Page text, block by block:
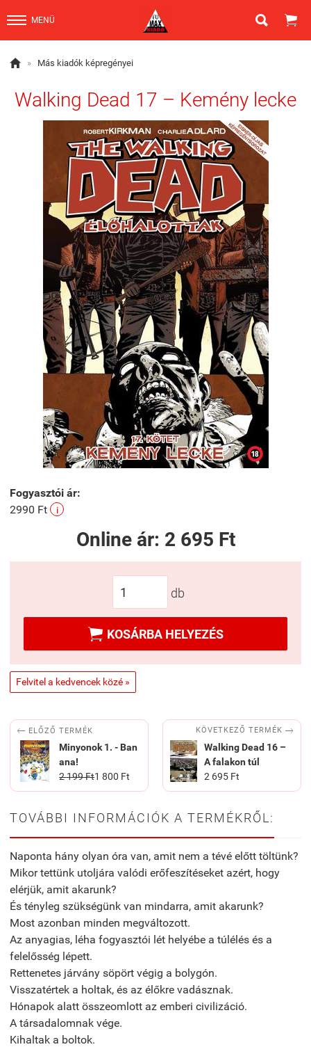
MENÜ  
 » Más kiadók képregényei
​Walking Dead 17 – Kemény lecke
Fogyasztói ár:
2990 Ft
i
Online ár: 2 695 Ft
db
 KOSÁRBA HELYEZÉS
Felvitel a kedvencek közé »
 ELŐZŐ TERMÉK
Minyonok 1. - Ban
ana!
2 199 Ft1 800 Ft
KÖVETKEZŐ TERMÉK 
​Walking Dead 16 –
A falakon túl
2 695 Ft
TOVÁBBI INFORMÁCIÓK A TERMÉKRŐL:
Naponta hány olyan óra van, amit nem a tévé előtt töltünk?
Mikor tettünk utoljára valódi erőfeszítéseket azért, hogy
elérjük, amit akarunk?
És tényleg szükségünk van mindarra, amit akarunk?
Most azonban minden megváltozott.
Az anyagias, léha fogyasztói lét helyébe a túlélés és a
felelősség lépett.
Rettenetes járvány söpört végig a bolygón.
Visszatértek a holtak, és az élőkre vadásznak.
Hónapok alatt összeomlott az emberi civilizáció.
A társadalomnak vége.
Kihaltak a boltok.